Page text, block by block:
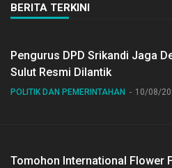
BERITA TERKINI
Pengurus DPD Srikandi Jaga
Sulut Resmi Dilantik
POLITIK DAN PEMERINTAHAN 10/08/
Tomohon International Flower